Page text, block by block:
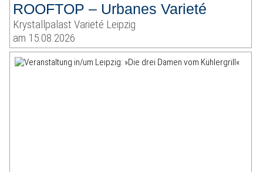
ROOFTOP – Urbanes Varieté
Krystallpalast Varieté Leipzig
am 15.08.2026